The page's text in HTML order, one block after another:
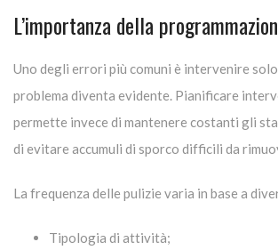
L’importanza della
Uno degli errori più comuni è intervenire
problema diventa evidente. Pianificare
permette invece di mantenere costanti gli
di evitare accumuli di sporco difficili da
La frequenza delle pulizie varia in base a
Tipologia di attività;